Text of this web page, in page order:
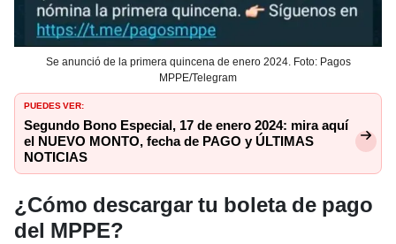
Se anunció de la primera quincena de enero 2024. Foto: Pagos
MPPE/Telegram
PUEDES VER:
Segundo Bono Especial, 17 de enero 2024: mira aquí
el NUEVO MONTO, fecha de PAGO y ÚLTIMAS
NOTICIAS
¿Cómo descargar tu boleta de pago
del MPPE?